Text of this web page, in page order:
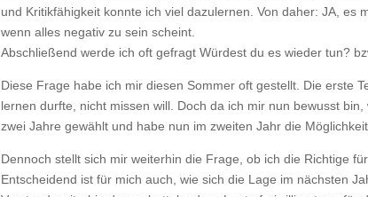
und Kritikfähigkeit konnte ich viel dazulernen. Von daher: JA,
wenn alles negativ zu sein scheint.
Abschließend werde ich oft gefragt Würdest du es wieder tun?
Diese Frage habe ich mir diesen Sommer oft gestellt. Die erste
lernen durfte, nicht missen will. Doch da ich mir nun bewusst
zwei Jahre gewählt und habe nun im zweiten Jahr die
Dennoch stellt sich mir weiterhin die Frage, ob ich die Richtige
Entscheidend ist für mich auch, wie sich die Lage im nächsten